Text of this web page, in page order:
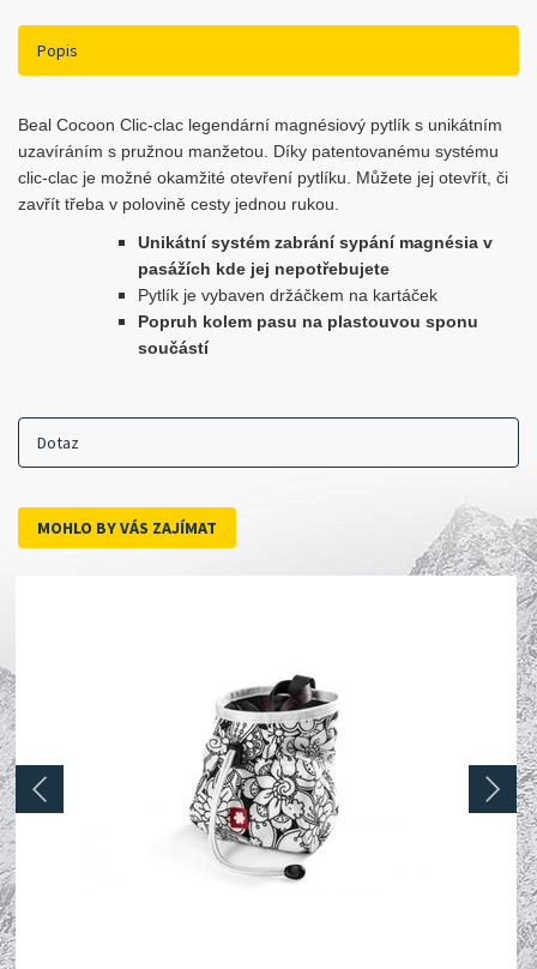
Popis
Beal Cocoon Clic-clac legendární magnésiový pytlík s unikátním
uzavíráním s pružnou manžetou. Díky patentovanému systému
clic-clac je možné okamžité otevření pytlíku. Můžete jej otevřít, či
zavřít třeba v polovině cesty jednou rukou.
Unikátní systém zabrání sypání magnésia v
pasážích kde jej nepotřebujete
Pytlík je vybaven držáčkem na kartáček
Popruh kolem pasu na plastouvou sponu
součástí
Dotaz
MOHLO BY VÁS ZAJÍMAT
prev next